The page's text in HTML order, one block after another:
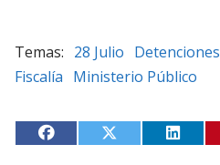
28 Julio Detenciones
Fiscalía Ministerio Público